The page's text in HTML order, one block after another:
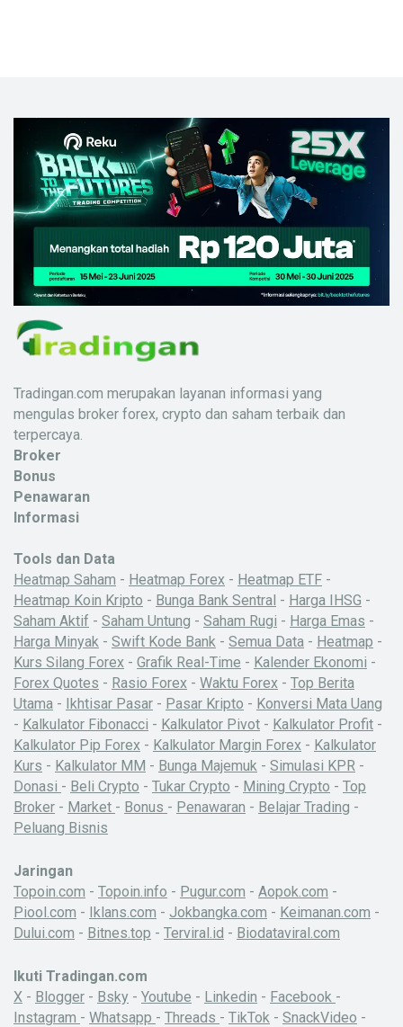
Tradingan.com merupakan layanan informasi yang
mengulas broker forex, crypto dan saham terbaik dan
terpercaya.
Broker
Bonus
Penawaran
Informasi
Tools dan Data
Heatmap Saham - Heatmap Forex - Heatmap ETF -
Heatmap Koin Kripto - Bunga Bank Sentral - Harga IHSG -
Saham Aktif - Saham Untung - Saham Rugi - Harga Emas -
Harga Minyak - Swift Kode Bank - Semua Data - Heatmap -
Kurs Silang Forex - Grafik Real-Time - Kalender Ekonomi -
Forex Quotes - Rasio Forex - Waktu Forex - Top Berita
Utama - Ikhtisar Pasar - Pasar Kripto - Konversi Mata Uang
- Kalkulator Fibonacci - Kalkulator Pivot - Kalkulator Profit -
Kalkulator Pip Forex - Kalkulator Margin Forex - Kalkulator
Kurs - Kalkulator MM - Bunga Majemuk - Simulasi KPR -
Donasi - Beli Crypto - Tukar Crypto - Mining Crypto - Top
Broker - Market - Bonus - Penawaran - Belajar Trading -
Peluang Bisnis
Jaringan
Topoin.com - Topoin.info - Pugur.com - Aopok.com -
Piool.com - Iklans.com - Jokbangka.com - Keimanan.com -
Dului.com - Bitnes.top - Terviral.id - Biodataviral.com
Ikuti Tradingan.com
X - Blogger - Bsky - Youtube - Linkedin - Facebook -
Instagram - Whatsapp - Threads - TikTok - SnackVideo -